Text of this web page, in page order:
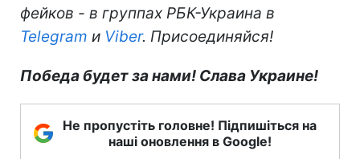
фейков - в группах РБК-Украина в
Telegram и Viber. Присоединяйся!
Победа будет за нами! Слава Украине!
Не пропустіть головне! Підпишіться на
наші оновлення в Google!